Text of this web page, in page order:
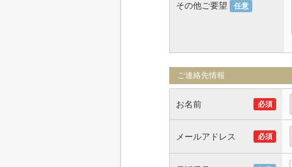
その他ご要望 任意
ご連絡先情報
お名前 必須
メールアドレス 必須